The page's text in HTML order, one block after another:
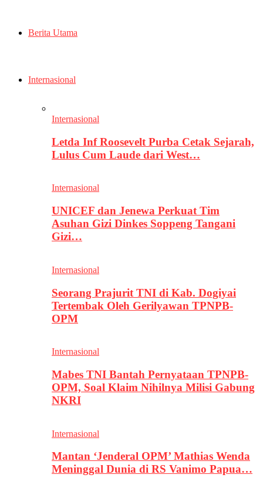
Berita Utama
Internasional
Internasional
Letda Inf Roosevelt Purba Cetak Sejarah,
Lulus Cum Laude dari West…
Internasional
UNICEF dan Jenewa Perkuat Tim
Asuhan Gizi Dinkes Soppeng Tangani
Gizi…
Internasional
Seorang Prajurit TNI di Kab. Dogiyai
Tertembak Oleh Gerilyawan TPNPB-
OPM
Internasional
Mabes TNI Bantah Pernyataan TPNPB-
OPM, Soal Klaim Nihilnya Milisi Gabung
NKRI
Internasional
Mantan ‘Jenderal OPM’ Mathias Wenda
Meninggal Dunia di RS Vanimo Papua…